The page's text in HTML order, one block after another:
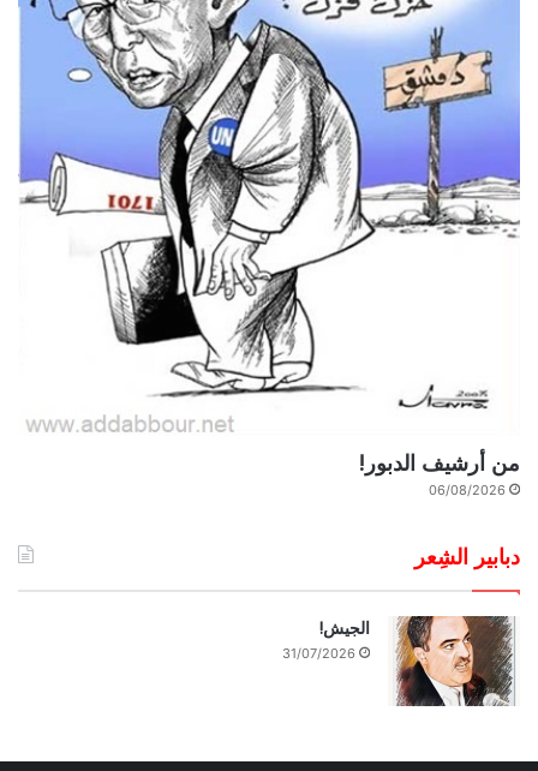
من أرشيف الدبور!
06/08/2026
دبابير الشِعر
الجيش!
31/07/2026